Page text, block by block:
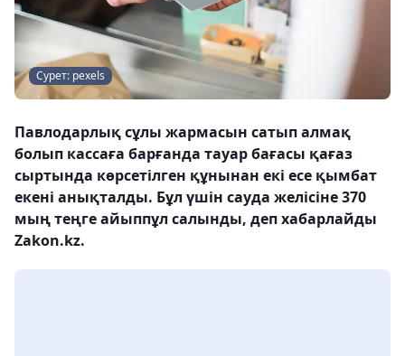
Сурет: pexels
Павлодарлық сұлы жармасын сатып алмақ
болып кассаға барғанда тауар бағасы қағаз
сыртында көрсетілген құнынан екі есе қымбат
екені анықталды. Бұл үшін сауда желісіне 370
мың теңге айыппұл салынды, деп хабарлайды
Zakon.kz.